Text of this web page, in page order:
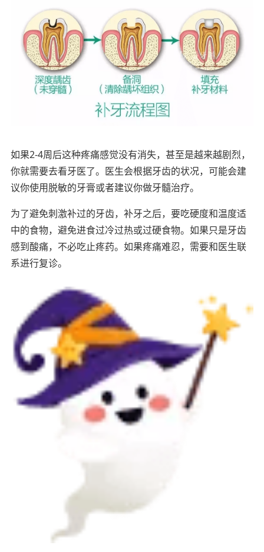
如果2-4周后这种疼痛感觉没有消失，甚至是越来越剧烈，
你就需要去看牙医了。医生会根据牙齿的状况，可能会建
议你使用脱敏的牙膏或者建议你做牙髓治疗。
为了避免刺激补过的牙齿，补牙之后，要吃硬度和温度适
中的食物，避免进食过冷过热或过硬食物。如果只是牙齿
感到酸痛，不必吃止疼药。如果疼痛难忍，需要和医生联
系进行复诊。